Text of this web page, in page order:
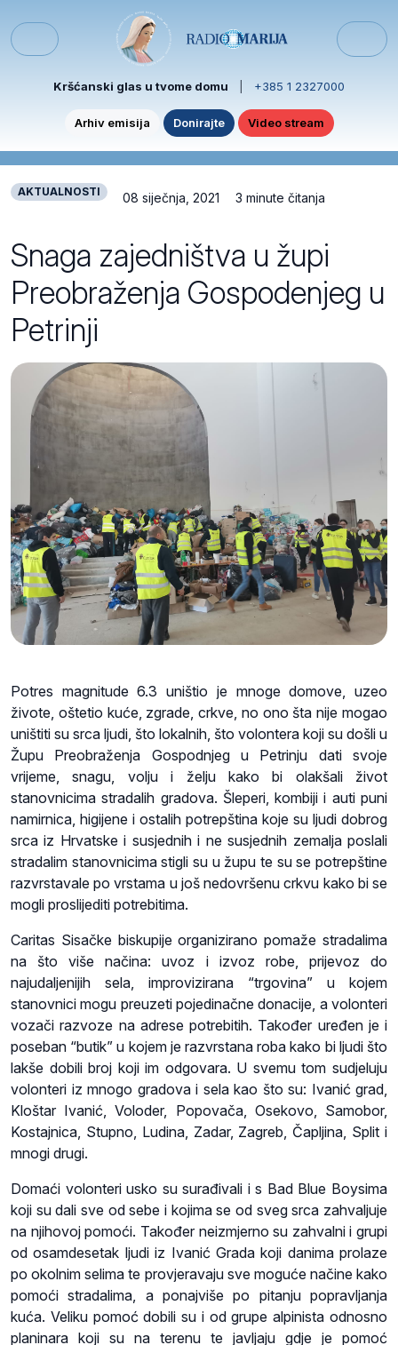
Menu
Kršćanski glas u tvome domu +385 1 2327000
Arhiv emisija Donirajte Video stream
AKTUALNOSTI 08 siječnja, 2021 3 minute čitanja
Snaga zajedništva u župi
Preobraženja Gospodenjeg u
Petrinji
Potres magnitude 6.3 uništio je mnoge domove, uzeo
živote, oštetio kuće, zgrade, crkve, no ono šta nije mogao
uništiti su srca ljudi, što lokalnih, što volontera koji su došli u
Župu Preobraženja Gospodnjeg u Petrinju dati svoje
vrijeme, snagu, volju i želju kako bi olakšali život
stanovnicima stradalih gradova. Šleperi, kombiji i auti puni
namirnica, higijene i ostalih potrepština koje su ljudi dobrog
srca iz Hrvatske i susjednih i ne susjednih zemalja poslali
stradalim stanovnicima stigli su u župu te su se potrepštine
razvrstavale po vrstama u još nedovršenu crkvu kako bi se
mogli proslijediti potrebitima.
Caritas Sisačke biskupije organizirano pomaže stradalima
na što više načina: uvoz i izvoz robe, prijevoz do
najudaljenijih sela, improvizirana “trgovina” u kojem
stanovnici mogu preuzeti pojedinačne donacije, a volonteri
vozači razvoze na adrese potrebitih. Također uređen je i
poseban “butik” u kojem je razvrstana roba kako bi ljudi što
lakše dobili broj koji im odgovara. U svemu tom sudjeluju
volonteri iz mnogo gradova i sela kao što su: Ivanić grad,
Kloštar Ivanić, Voloder, Popovača, Osekovo, Samobor,
Kostajnica, Stupno, Ludina, Zadar, Zagreb, Čapljina, Split i
mnogi drugi.
Domaći volonteri usko su surađivali i s Bad Blue Boysima
koji su dali sve od sebe i kojima se od sveg srca zahvaljuje
na njihovoj pomoći. Također neizmjerno su zahvalni i grupi
od osamdesetak ljudi iz Ivanić Grada koji danima prolaze
po okolnim selima te provjeravaju sve moguće načine kako
pomoći stradalima, a ponajviše po pitanju popravljanja
kuća. Veliku pomoć dobili su i od grupe alpinista odnosno
planinara koji su na terenu te javljaju gdje je pomoć